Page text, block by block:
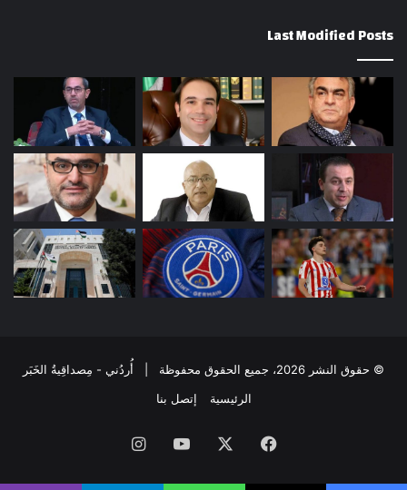
Last Modified Posts
© حقوق النشر 2026، جميع الحقوق محفوظة | أُردُني - مِصداقِيةُ الخَبَر
الرئيسية
إتصل بنا
فيسبوك ‫YouTube